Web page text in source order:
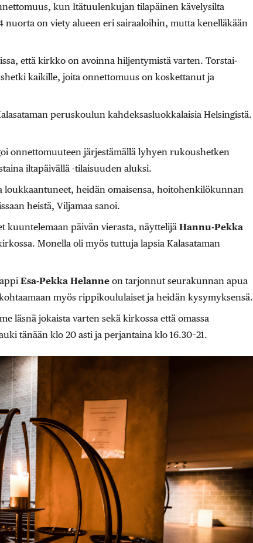
kun Itätuulenkujan tilapäinen kävelysilta
on viety alueen eri sairaaloihin, mutta kenelläkään
että kirkko on avoinna hiljentymistä varten. Torstai-
kaikille, joita onnettomuus on koskettanut ja
peruskoulun kahdeksasluokkalaisia Helsingistä.
onnettomuuteen järjestämällä lyhyen rukoushetken
iltapäivällä -tilaisuuden aluksi.
loukkaantuneet, heidän omaisensa, hoitohenkilökunnan
heistä, Viljamaa sanoi.
kuuntelemaan päivän vierasta, näyttelijä Hannu-Pekka
Monella oli myös tuttuja lapsia Kalasataman
Esa-Pekka Helanneon tarjonnut seurakunnan apua
myös rippikoululaiset ja heidän kysymyksensä.
läsnä jokaista varten sekä kirkossa että omassa
tänään klo 20 asti ja perjantaina klo 16.30–21.